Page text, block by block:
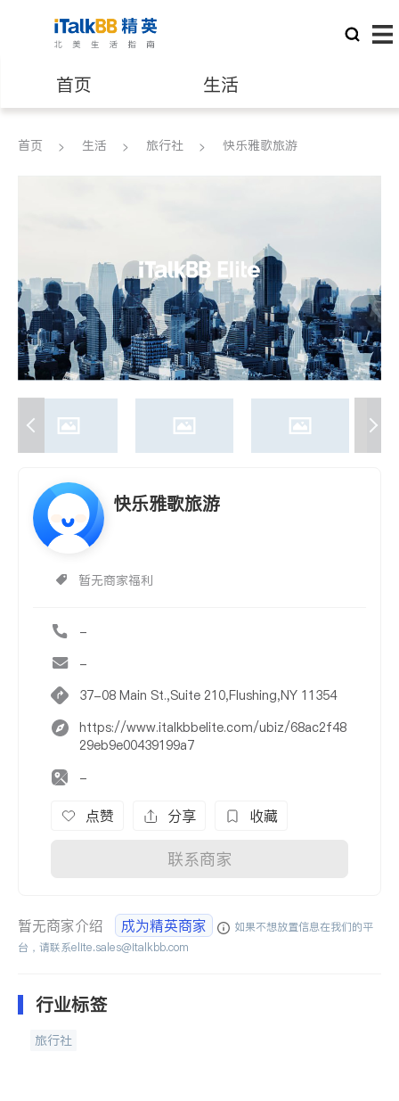
首页 生活
医生 律师
养老 非盈利组织
首页 生活 旅行社 快乐雅歌旅游
快乐雅歌旅游
暂无商家福利
-
-
37-08 Main St.,Suite 210,Flushing,NY 11354
https://www.italkbbelite.com/ubiz/68ac2f48
29eb9e00439199a7
-
点赞 分享 收藏
联系商家
暂无商家介绍 成为精英商家
如果不想放置信息在我们的平
台，请联系elite.sales@italkbb.com
行业标签
旅行社